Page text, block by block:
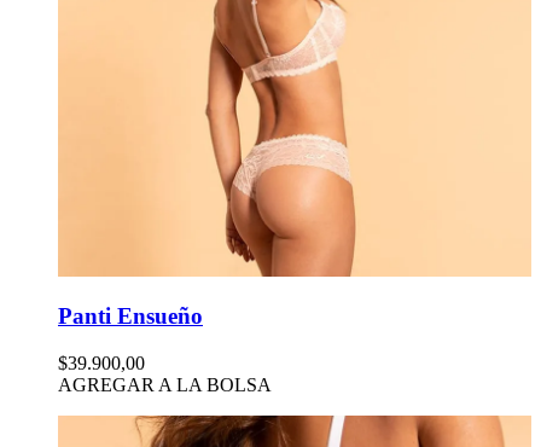
Panti Ensueño
$39.900,00
AGREGAR A LA BOLSA